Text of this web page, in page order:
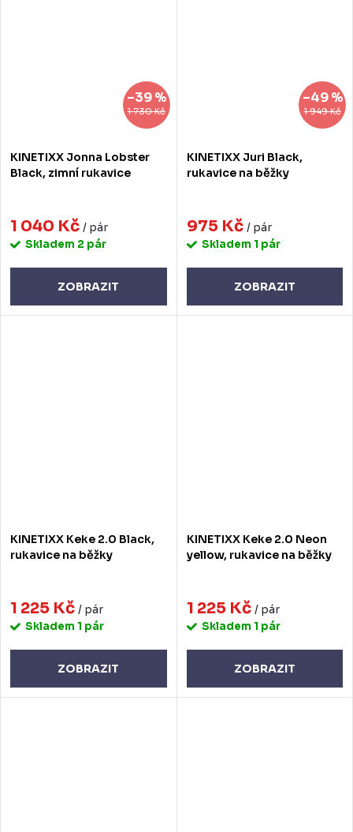
1 730 Kč
–39 %
KINETIXX Jonna Lobster
Black, zimní rukavice
1 040 Kč / pár
Skladem 2 pár
ZOBRAZIT
1 949 Kč
–49 %
KINETIXX Juri Black,
rukavice na běžky
975 Kč / pár
Skladem 1 pár
ZOBRAZIT
KINETIXX Keke 2.0 Black,
rukavice na běžky
1 225 Kč / pár
Skladem 1 pár
ZOBRAZIT
KINETIXX Keke 2.0 Neon
yellow, rukavice na běžky
1 225 Kč / pár
Skladem 1 pár
ZOBRAZIT